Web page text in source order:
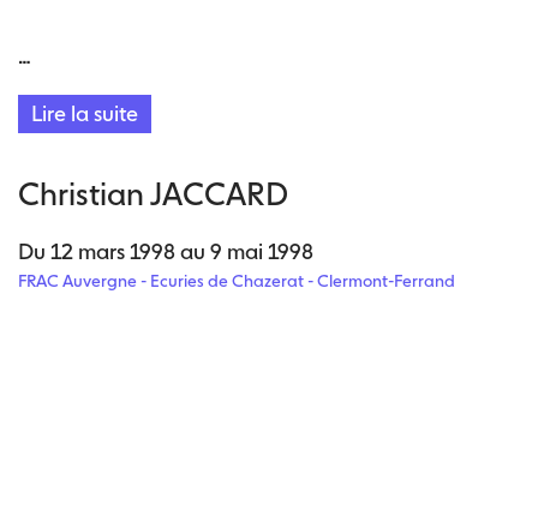
…
Lire la suite
Christian JACCARD
Du 12 mars 1998 au 9 mai 1998
FRAC Auvergne - Ecuries de Chazerat - Clermont-Ferrand